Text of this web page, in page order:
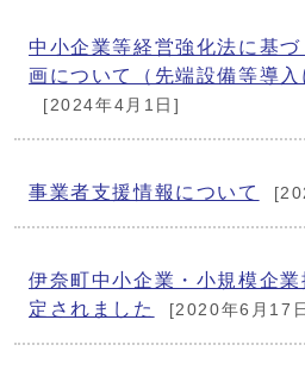
中小企業等経営強化法に基
画について（先端設備等導入
[2024年4月1日]
事業者支援情報について
伊奈町中小企業・小規模企業
定されました
[2020年6月17